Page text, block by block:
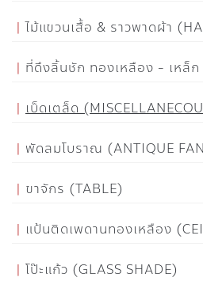
ไม้แขวนเสื้อ & ราวพาดผ้า
ที่ดึงลิ้นชัก ทองเหลือง - เหล็ก
เบ็ดเตล็ด
พัดลมโบราณ (ANTIQUE
ขาจักร (TABLE)
แป้นติดเพดานทองเหลือง
โป๊ะแก้ว (GLASS SHADE)